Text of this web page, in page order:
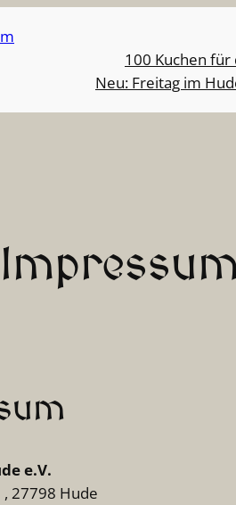
100 Kuchen
Neu: Freitag im
e.V.
27798 Hude